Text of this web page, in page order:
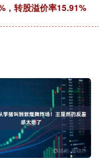
，转股溢价率15.91%